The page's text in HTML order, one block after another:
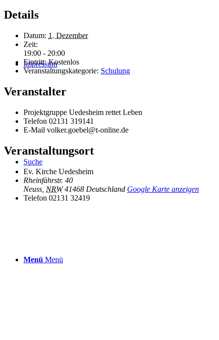
Impressum
Suche
Menü Menü
Details
Datum: 1. Dezember
Zeit:
19:00 - 20:00
Eintritt: Kostenlos
Veranstaltungskategorie: Schulung
Veranstalter
Projektgruppe Uedesheim rettet Leben
Telefon 02131 319141
E-Mail volker.goebel@t-online.de
Veranstaltungsort
Ev. Kirche Uedesheim
Rheinfährstr. 40
Neuss NRW 41468 Deutschland Google Karte anzeigen
Telefon 02131 32419